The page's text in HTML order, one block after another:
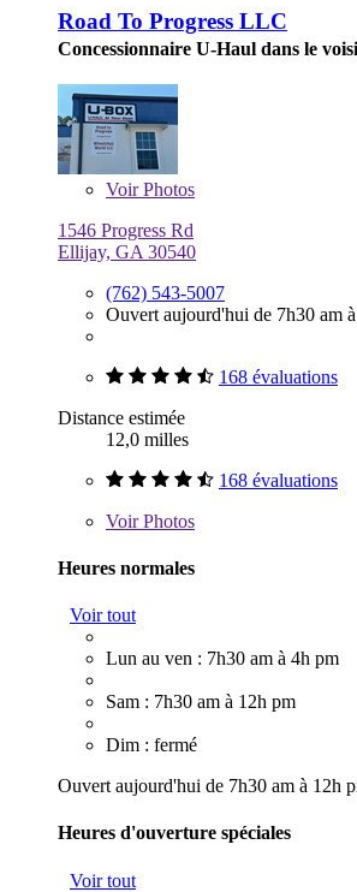
Road To Progress LLC
Concessionnaire U-Haul dans le
VoirPhotos
1546 Progress Rd
Ellijay, GA 30540
(762) 543-5007
Ouvert aujourd'hui de 7h30 am
168 évaluations
Distance estimée
12,0 milles
168 évaluations
VoirPhotos
Heures normales
Voir tout
Lun au ven : 7h30 am à 4h pm
Sam : 7h30 am à 12h pm
Dim : fermé
Ouvert aujourd'hui de 7h30 am à 12h
Heures d'ouverture spéciales
Voir tout